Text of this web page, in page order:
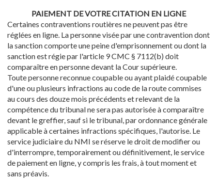
PAIEMENT DE VOTRE CITATION EN LIGNE
Certaines contraventions routières ne peuvent pas être
réglées en ligne. La personne visée par une contravention dont
la sanction comporte une peine d'emprisonnement ou dont la
sanction est régie par l'article 9 CMC § 7112(b) doit
comparaître en personne devant la Cour supérieure.
Toute personne reconnue coupable ou ayant plaidé coupable
d'une ou plusieurs infractions au code de la route commises
au cours des douze mois précédents et relevant de la
compétence du tribunal ne sera pas autorisée à comparaître
devant le greffier, sauf si le tribunal, par ordonnance générale
applicable à certaines infractions spécifiques, l'autorise. Le
service judiciaire du NMI se réserve le droit de modifier ou
d'interrompre, temporairement ou définitivement, le service
de paiement en ligne, y compris les frais, à tout moment et
sans préavis.